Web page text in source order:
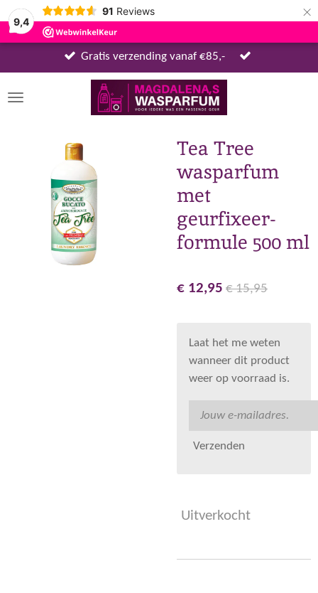
9,4
91 Reviews ×
Gratis verzending vanaf €85,-
Tea Tree
wasparfum
met
geurfixeer-
formule 500 ml
€ 12,95 € 15,95
Laat het me weten
wanneer dit product
weer op voorraad is.
Verzenden
Uitverkocht